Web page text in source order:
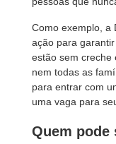
Como exemplo, a
ação para
estão sem creche
nem todas as
para entrar com
uma vaga para
Quem